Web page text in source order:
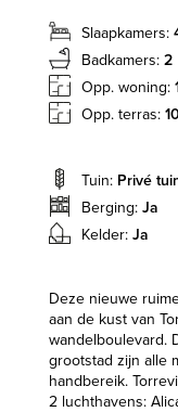
Slaapkamers:
Badkamers: 2
Opp. woning:
Opp. terras:
Tuin: Privé
Berging: Ja
Kelder: Ja
Deze nieuwe
aan de kust van
wandelboulevard.
grootstad zijn alle
handbereik.
2 luchthavens: